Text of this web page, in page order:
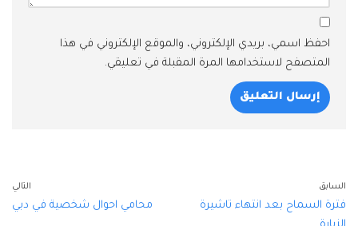
احفظ اسمي، بريدي الإلكتروني، والموقع الإلكتروني في هذا
المتصفح لاستخدامها المرة المقبلة في تعليقي.
السابق
فترة السماح بعد انتهاء تاشيرة
التالي
محامي احوال شخصية في دبي